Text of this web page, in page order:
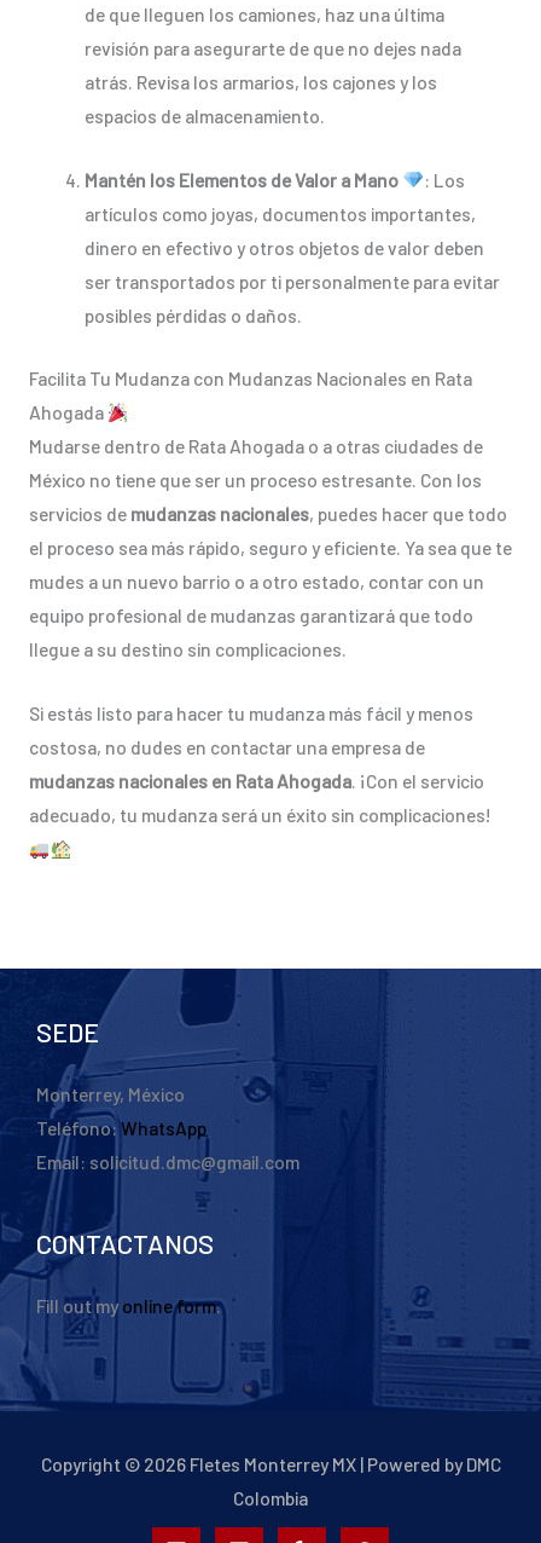
de que lleguen los camiones, haz una última
revisión para asegurarte de que no dejes nada
atrás. Revisa los armarios, los cajones y los
espacios de almacenamiento.
Mantén los Elementos de Valor a Mano
: Los
artículos como joyas, documentos importantes,
dinero en efectivo y otros objetos de valor deben
ser transportados por ti personalmente para evitar
posibles pérdidas o daños.
Facilita Tu Mudanza con Mudanzas Nacionales en Rata
Ahogada
Mudarse dentro de Rata Ahogada o a otras ciudades de
México no tiene que ser un proceso estresante. Con los
servicios de mudanzas nacionales, puedes hacer que todo
el proceso sea más rápido, seguro y eficiente. Ya sea que te
mudes a un nuevo barrio o a otro estado, contar con un
equipo profesional de mudanzas garantizará que todo
llegue a su destino sin complicaciones.
Si estás listo para hacer tu mudanza más fácil y menos
costosa, no dudes en contactar una empresa de
mudanzas nacionales en Rata Ahogada. ¡Con el servicio
adecuado, tu mudanza será un éxito sin complicaciones!
SEDE
Monterrey, México
Teléfono: WhatsApp
Email: solicitud.dmc@gmail.com
CONTACTANOS
Fill out my online form.
Copyright © 2026 Fletes Monterrey MX | Powered by DMC
Colombia